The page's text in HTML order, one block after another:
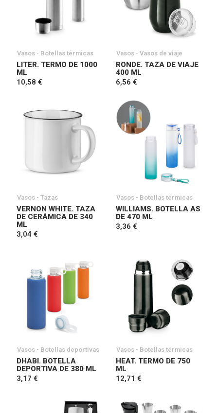
Vasos - Botellas térmicas
LITER. TERMO DE 1000
ML
10,58 €
Vasos - Vasos de viaje
RONDE. TAZA DE VIAJE
400 ML
6,56 €
Vasos - Tazas
VERNON WHITE. TAZA
DE CERÁMICA DE 340 ​​
ML
3,04 €
Vasos - Botellas térmicas
WILLIAMS. BOTELLA AS
DE 470 ML
3,36 €
Vasos - Botellas deportivas
DHABI. BOTELLA
DEPORTIVA DE 380 ML
3,17 €
Vasos - Botellas térmicas
HEAT. TERMO DE 750
ML
12,71 €